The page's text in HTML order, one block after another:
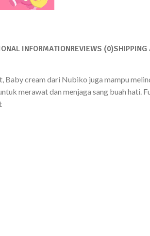
INFORMATIONREVIEWS (0)SHIPPING
cream dari Nubiko juga mampu
merawat dan menjaga sang buah hati.